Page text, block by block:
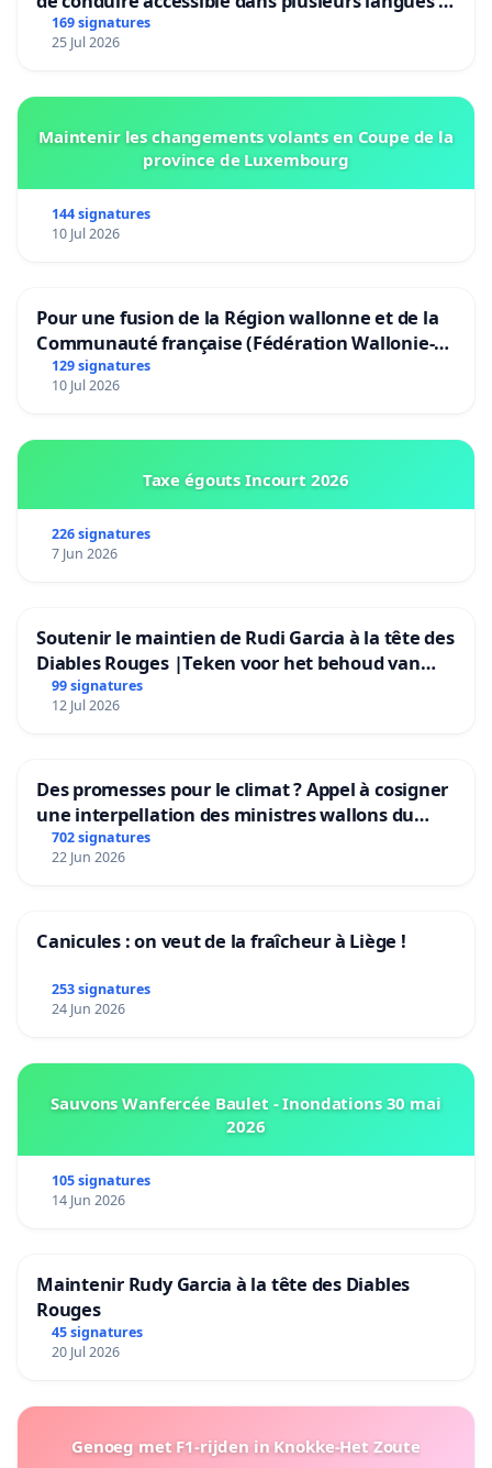
Bruxelles
169 signatures
25 Jul 2026
Maintenir les changements volants en Coupe de la
province de Luxembourg
144 signatures
10 Jul 2026
Pour une fusion de la Région wallonne et de la
Communauté française (Fédération Wallonie-
Bruxelles)
129 signatures
10 Jul 2026
Taxe égouts Incourt 2026
226 signatures
7 Jun 2026
Soutenir le maintien de Rudi Garcia à la tête des
Diables Rouges |Teken voor het behoud van
Rudi Garcia als bondscoach
99 signatures
12 Jul 2026
Des promesses pour le climat ? Appel à cosigner
une interpellation des ministres wallons du
climat et de l’environnement.
702 signatures
22 Jun 2026
Canicules : on veut de la fraîcheur à Liège !
253 signatures
24 Jun 2026
Sauvons Wanfercée Baulet - Inondations 30 mai
2026
105 signatures
14 Jun 2026
Maintenir Rudy Garcia à la tête des Diables
Rouges
45 signatures
20 Jul 2026
Genoeg met F1-rijden in Knokke-Het Zoute